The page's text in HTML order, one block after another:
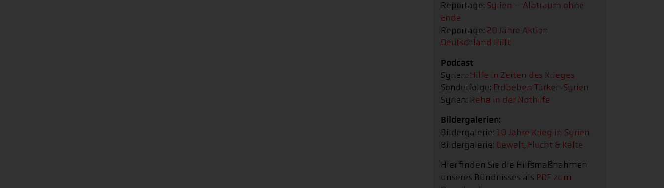
Reportage: Syrien – Albtraum ohne
Ende
Reportage: 20 Jahre Aktion
Deutschland Hilft
Podcast
Syrien: Hilfe in Zeiten des Krieges
Sonderfolge: Erdbeben Türkei-Syrien
Syrien: Reha in der Nothilfe
Bildergalerien:
Bildergalerie: 10 Jahre Krieg in Syrien
Bildergalerie: Gewalt, Flucht & Kälte
Hier finden Sie die Hilfsmaßnahmen
unseres Bündnisses als PDF zum